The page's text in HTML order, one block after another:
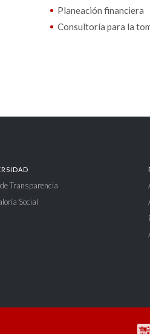
Planeación financiera
Consultoría para la
Transparencia
Social